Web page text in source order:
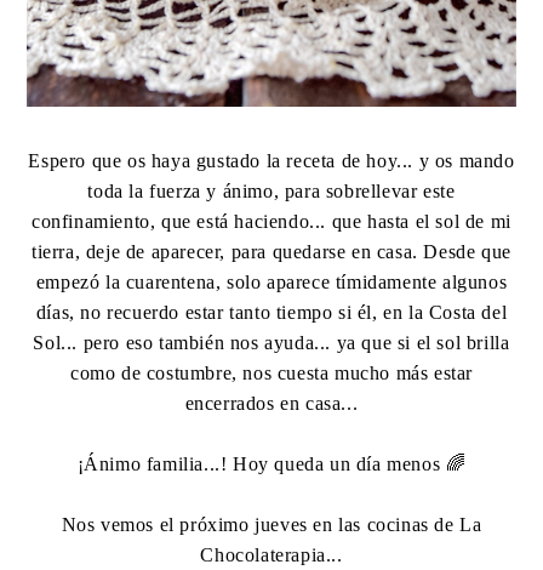
Espero que os haya gustado la receta de hoy... y os mando
toda la fuerza y ánimo, para sobrellevar este
confinamiento, que está haciendo... que hasta el sol de mi
tierra, deje de aparecer, para quedarse en casa. Desde que
empezó la cuarentena, solo aparece tímidamente algunos
días, no recuerdo estar tanto tiempo si él, en la Costa del
Sol... pero eso también nos ayuda... ya que si el sol brilla
como de costumbre, nos cuesta mucho más estar
encerrados en casa...
¡Ánimo familia...! Hoy queda un día menos 🌈
Nos vemos el próximo jueves en las cocinas de La
Chocolaterapia...